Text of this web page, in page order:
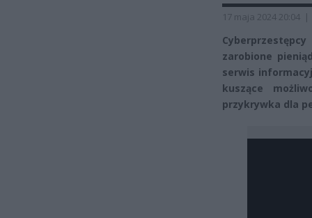
17 maja 2024 20:04 |
zarobione
serwis
kuszące
przykrywka dla